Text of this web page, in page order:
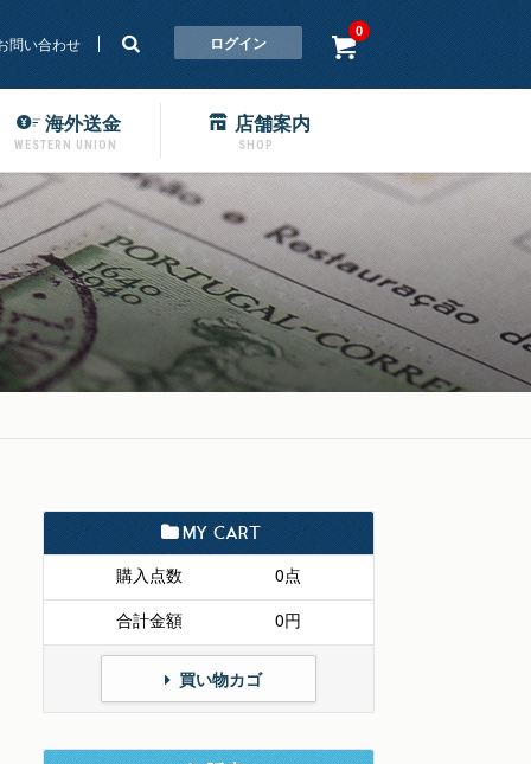
問い合わせ ログイン
0
海外送金
WESTERN UNION
店舗案内
SHOP
MY CART
購入点数
0点
合計金額
0円
買い物カゴ